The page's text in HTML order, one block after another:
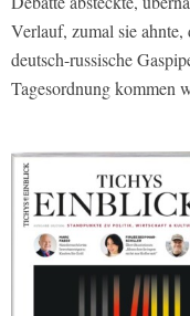
Verlauf, zumal sie ahnte,
deutsch-russische
Tagesordnung kommen